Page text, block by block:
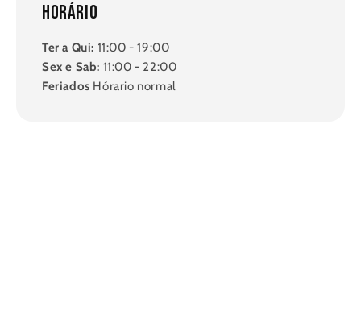
Horário
Ter a Qui: 11:00 - 19:00
Sex e Sab: 11:00 - 22:00
Feriados Hórario normal